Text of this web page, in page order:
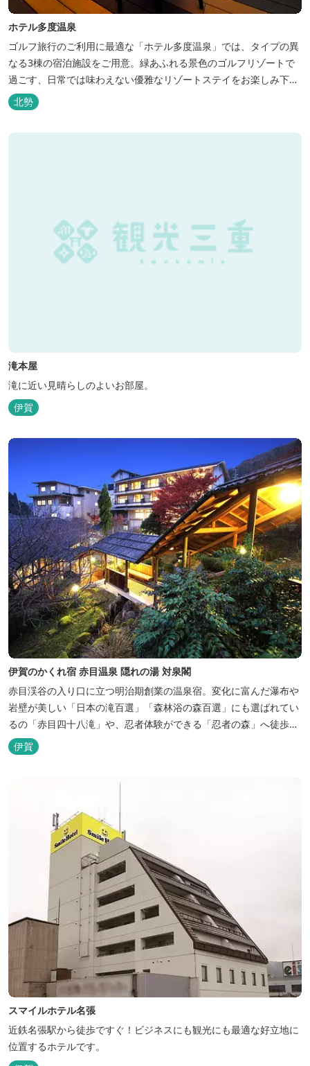
ホテル多度温泉
ゴルフ旅行のご利用に最適な「ホテル多度温泉」では、タイプの異
なる3棟の宿泊施設をご用意。緑あふれる景色のゴルフリゾートで
過ごす、日常では味わえない優雅なリゾートステイをお楽しみ下さ
い。
北勢
滝本屋
滝に近い見晴らしのよいお部屋。
伊賀
伊賀のかくれ宿 赤目温泉 隠れの湯 対泉閣
赤目渓谷の入り口に立つ明治期創業の温泉宿。変化に富んだ瀑布や
岩壁が美しい「日本の滝百選」「森林浴の森百選」にも選ばれてい
るの「赤目四十八滝」や、忍者体験ができる「忍者の森」へ徒歩５
分と観光にも好立地です。 地下１０００メートルから湧くアルカリ
性単純温泉はしっとり滑らかな肌触りで美肌効果も期待できます。
伊賀
スマイルホテル名張
近鉄名張駅から徒歩ですぐ！ビジネスにも観光にも最適な好立地に
位置するホテルです。